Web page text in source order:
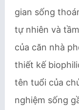
gian sống
tự nhiên và
của căn nhà
thiết kế
tên tuổi của
nghiệm sống